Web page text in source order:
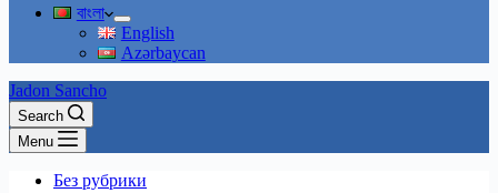
বাংলা
English
Azərbaycan
Jadon Sancho
Search
Menu
Без рубрики